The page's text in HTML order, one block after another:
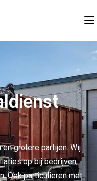
grotere partijen. Wij
op bij bedrijven,
Ook particulieren met